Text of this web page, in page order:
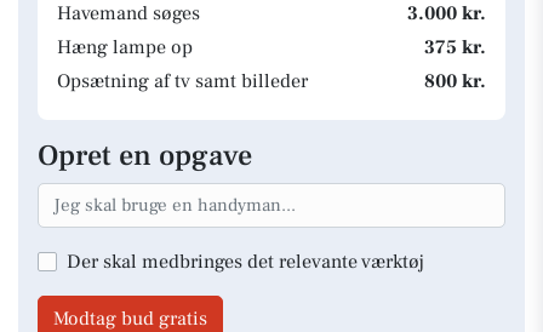
Havemand søges
3.000 kr.
Hæng lampe op
375 kr.
Opsætning af tv samt billeder
800 kr.
Opret en opgave
Der skal medbringes det relevante værktøj
Modtag bud gratis